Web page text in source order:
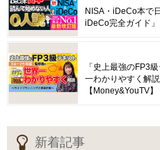
NISA・iDeCo本で
iDeCo完全ガイド」
「史上最強のFP3
一わかりやすく解
【Money&YouTV】
新着記事